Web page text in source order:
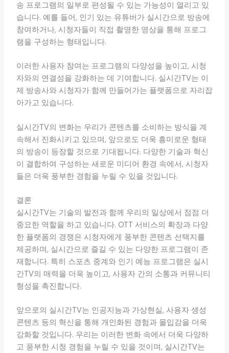
송 프로그램의 일부로 편성될 수 있는 가능성이 열리고 있
습니다. 예를 들어, 인기 있는 유튜버가 실시간으로 방송에
참여하거나, 시청자들이 직접 촬영한 영상을 통해 프로그
램을 구성하는 형태입니다.
이러한 사용자 참여는 프로그램의 다양성을 높이고, 시청
자와의 연결성을 강화하는 데 기여합니다. 실시간TV는 이
제 방송사와 시청자가 함께 만들어가는 플랫폼으로 자리잡
아가고 있습니다.
실시간TV의 변화는 우리가 콘텐츠를 소비하는 방식을 계
속해서 진화시키고 있으며, 앞으로도 더욱 흥미로운 형태
의 방송이 등장할 것으로 기대됩니다. 다양한 기술과 혁신
이 결합하여 구성하는 새로운 미디어 환경 속에서, 시청자
들은 더욱 풍부한 경험을 누릴 수 있을 것입니다.
결론
실시간TV는 기술의 발전과 함께 우리의 일상에서 점점 더
중요한 역할을 하고 있습니다. OTT 서비스의 확장과 다양
한 플랫폼의 경쟁은 시청자에게 풍부한 콘텐츠 선택지를
제공하며, 실시간으로 즐길 수 있는 다양한 프로그램이 존
재합니다. 특히 스포츠 중계와 인기 예능 프로그램은 실시
간TV의 매력을 더욱 높이고, 사용자 간의 소통과 커뮤니티
형성을 촉진합니다.
앞으로의 실시간TV는 인공지능과 가상현실, 사용자 생성
콘텐츠 등의 혁신을 통해 개인화된 경험과 몰입감을 더욱
강화할 것입니다. 우리는 이러한 변화 속에서 더욱 다양하
고 풍부한 시청 경험을 누릴 수 있을 것이며, 실시간TV는